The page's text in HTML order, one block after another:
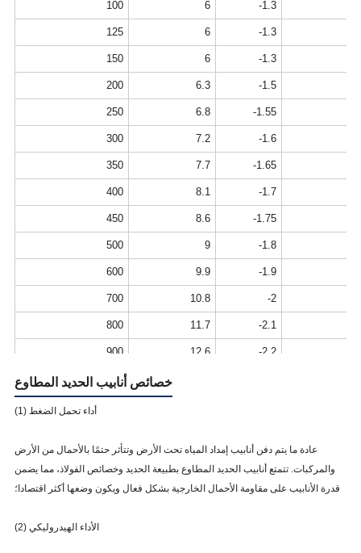
100 6 -1.3
125 6 -1.3
150 6 -1.3
200 6.3 -1.5
250 6.8 -1.55
300 7.2 -1.6
350 7.7 -1.65
400 8.1 -1.7
450 8.6 -1.75
500 9 -1.8
600 9.9 -1.9
700 10.8 -2
800 11.7 -2.1
900 12.6 -2.2
1000
1400 17.1 -2.7
1500 18 -2.8
خصائص أنابيب الحديد المطاوع
(1) أداء تحمل الضغط
عادة ما يتم دفن أنابيب إمداد المياه تحت الأرض وتتأثر حتمًا بالأحمال من الأرض
والمركبات. تتمتع أنابيب الحديد المطاوع بطبيعة الحديد وخصائص الفولاذ، مما يضمن
قدرة الأنابيب على مقاومة الأحمال الخارجية بشكل فعال ويكون وضعها أكثر اقتصادا؛
(2) الأداء الهيدروليكي